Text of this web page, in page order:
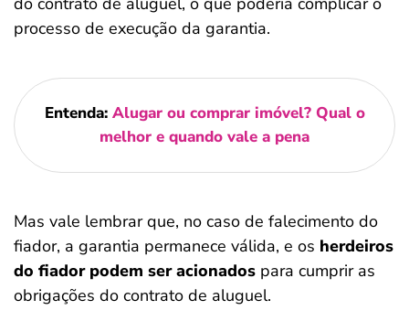
processo de execução da garantia.
Entenda: Alugar ou comprar imóvel? Qual o
melhor e quando vale a pena
Mas vale lembrar que, no caso de falecimento do
fiador, a garantia permanece válida, e os herdeiros
do fiador podem ser acionados para cumprir as
obrigações do contrato de aluguel.